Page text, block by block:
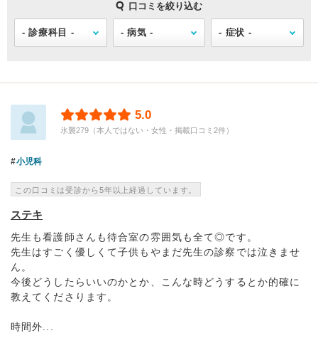
口コミを絞り込む
5.0
氷襲279（本人ではない・女性・掲載口コミ2件）
小児科
この口コミは受診から5年以上経過しています。
ステキ
先生も看護師さんも待合室の雰囲気も全て◎です。
先生はすごく優しくて子供もやまだ先生の診察では泣きませ
ん。
今後どうしたらいいのかとか、こんな時どうするとか的確に
教えてくださります。
時間外...